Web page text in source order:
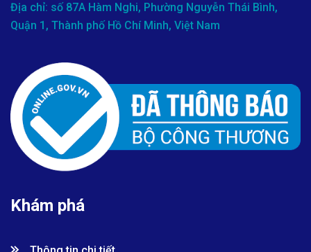
Địa chỉ: số 87A Hàm Nghi, Phường Nguyễn Thái Bình,
Quận 1, Thành phố Hồ Chí Minh, Việt Nam
Khám phá